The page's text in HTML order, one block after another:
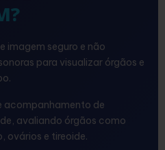
imagem seguro e não
para visualizar órgãos e
acompanhamento de
avaliando órgãos como
ovários e tireoide.